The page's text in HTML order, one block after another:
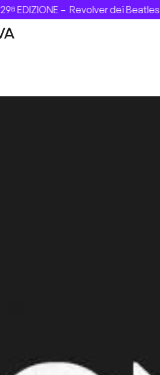
EDIZIONE –Revolver dei Beatles